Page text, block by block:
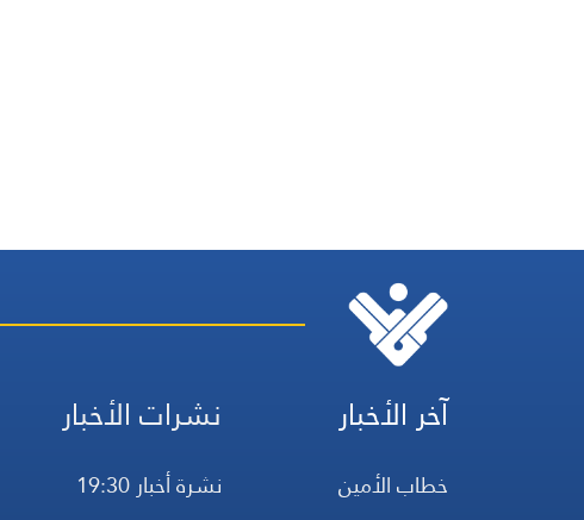
آخر الأخبار
خطاب الأمين
نشرات الأخبار
نشرة أخبار 19:30